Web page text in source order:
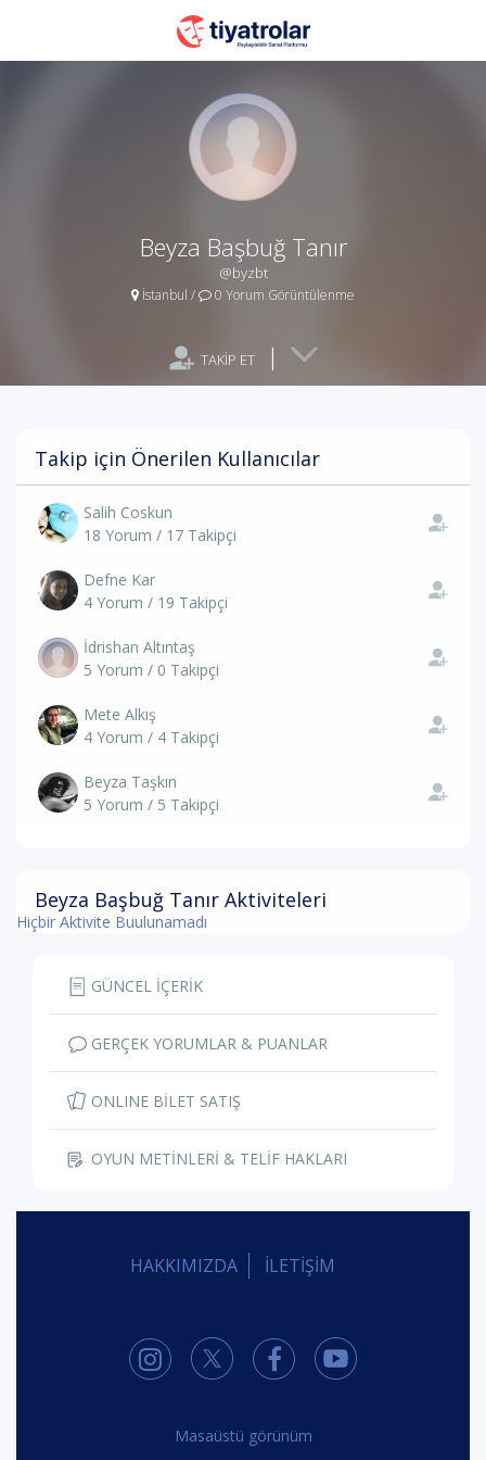
Beyza Başbuğ Tanır
@byzbt
İstanbul / 0 Yorum Görüntülenme
TAKİP ET |
Takip için Önerilen Kullanıcılar
Salih Coskun
18 Yorum / 17 Takipçi
Defne Kar
4 Yorum / 19 Takipçi
İdrishan Altıntaş
5 Yorum / 0 Takipçi
Mete Alkış
4 Yorum / 4 Takipçi
Beyza Taşkın
5 Yorum / 5 Takipçi
Beyza Başbuğ Tanır Aktiviteleri
Hiçbir Aktivite Buulunamadı
GÜNCEL İÇERİK
GERÇEK YORUMLAR & PUANLAR
ONLINE BİLET SATIŞ
OYUN METİNLERİ & TELİF HAKLARI
HAKKIMIZDA İLETİŞİM
Masaüstü görünüm